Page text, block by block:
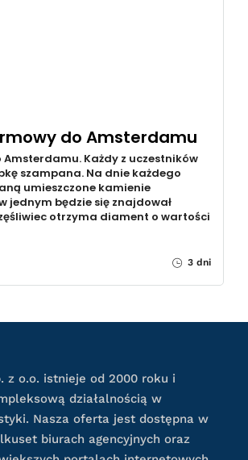
do Amsterdamu
Amsterdamu. Każdy z uczestników
szampana. Na dnie każdego
umieszczone kamienie
jednym będzie się znajdował
otrzyma diament o wartości
3 dni
z o.o. istnieje od 2000 roku i
działalnością w
Nasza oferta jest dostępna w
biurach agencyjnych oraz